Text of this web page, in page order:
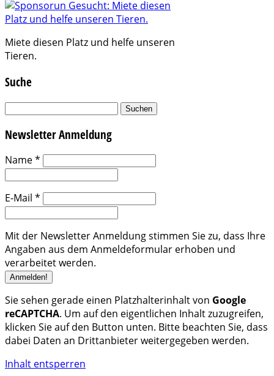
Miete diesen Platz und helfe unseren
Tieren.
Suche
Suchen
Newsletter Anmeldung
Name*
E-Mail *
Mit der Newsletter Anmeldung stimmen Sie zu, dass Ihre
Angaben aus dem Anmeldeformular erhoben und
verarbeitet werden.
Sie sehen gerade einen Platzhalterinhalt von Google
reCAPTCHA. Um auf den eigentlichen Inhalt zuzugreifen,
klicken Sie auf den Button unten. Bitte beachten Sie, dass
dabei Daten an Drittanbieter weitergegeben werden.
Inhalt entsperren